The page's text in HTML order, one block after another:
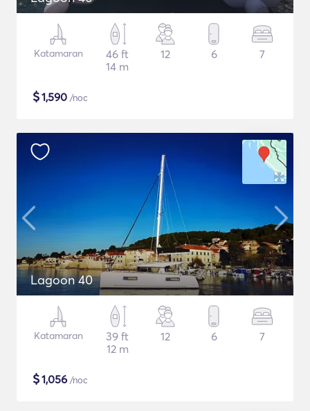
Katamaran
46 ft
14 m
12 6 7
$1,590 /noc
Lagoon 40
Katamaran
39 ft
12 m
12 6 7
$1,056 /noc